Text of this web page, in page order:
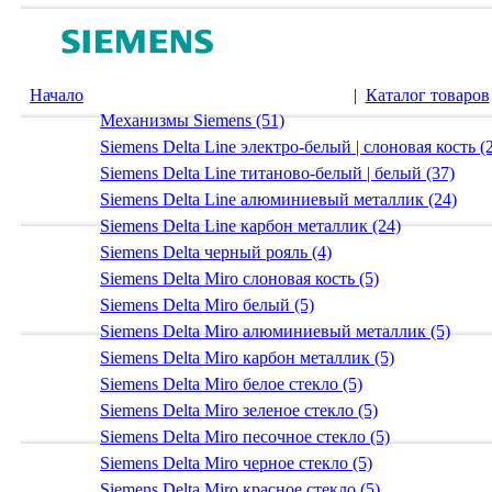
Начало | Каталог товаров
Механизмы Siemens (51)
Siemens Delta Line электро-белый | слоновая кость
Siemens Delta Line титаново-белый | белый (37)
Siemens Delta Line алюминиевый металлик (24)
Siemens Delta Line карбон металлик (24)
Siemens Delta черный рояль (4)
Siemens Delta Miro слоновая кость (5)
Siemens Delta Miro белый (5)
Siemens Delta Miro алюминиевый металлик (5)
Siemens Delta Miro карбон металлик (5)
Siemens Delta Miro белое стекло (5)
Siemens Delta Miro зеленое стекло (5)
Siemens Delta Miro песочное стекло (5)
Siemens Delta Miro черное стекло (5)